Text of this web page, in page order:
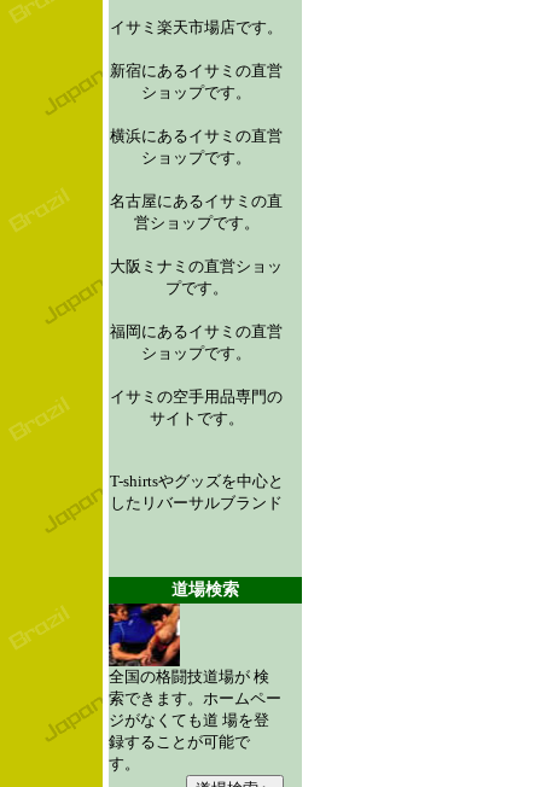
イサミ楽天市場店です。
新宿にあるイサミの直営
ショップです。
横浜にあるイサミの直営
ショップです。
名古屋にあるイサミの直
営ショップです。
大阪ミナミの直営ショッ
プです。
福岡にあるイサミの直営
ショップです。
イサミの空手用品専門の
サイトです。
T-shirtsやグッズを中心と
したリバーサルブランド
道場検索
全国の格闘技道場が 検
索できます。ホームペー
ジがなくても道 場を登
録することが可能で
す。